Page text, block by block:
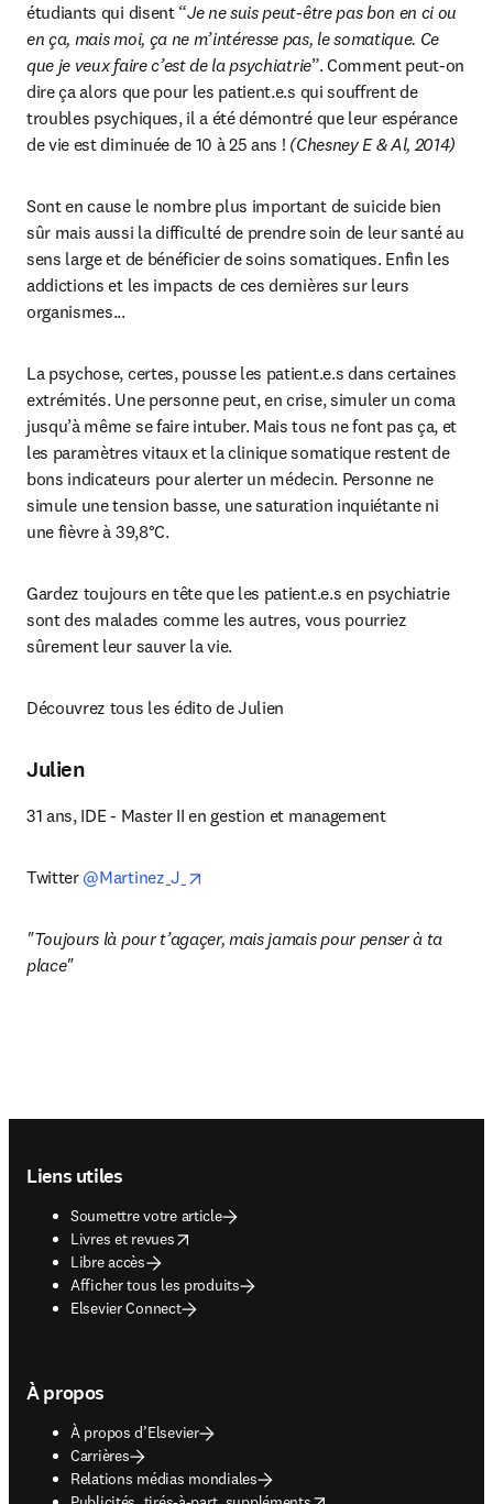
étudiants qui disent “Je ne suis peut-être pas bon en ci ou
en ça, mais moi, ça ne m’intéresse pas, le somatique. Ce
que je veux faire c’est de la psychiatrie”. Comment peut-on
dire ça alors que pour les patient.e.s qui souffrent de
troubles psychiques, il a été démontré que leur espérance
de vie est diminuée de 10 à 25 ans ! (Chesney E & Al, 2014)
Sont en cause le nombre plus important de suicide bien
sûr mais aussi la difficulté de prendre soin de leur santé au
sens large et de bénéficier de soins somatiques. Enfin les
addictions et les impacts de ces dernières sur leurs
organismes...
La psychose, certes, pousse les patient.e.s dans certaines
extrémités. Une personne peut, en crise, simuler un coma
jusqu’à même se faire intuber. Mais tous ne font pas ça, et
les paramètres vitaux et la clinique somatique restent de
bons indicateurs pour alerter un médecin. Personne ne
simule une tension basse, une saturation inquiétante ni
une fièvre à 39,8°C.
Gardez toujours en tête que les patient.e.s en psychiatrie
sont des malades comme les autres, vous pourriez
sûrement leur sauver la vie.
Découvrez tous les édito de Julien
Julien
31 ans, IDE - Master II en gestion et management
Twitter @Martinez_J_
"Toujours là pour t’agaçer, mais jamais pour penser à ta
place"
Liens utiles
Soumettre votre article
Livres et revues
opens in new tab/window
Libre accès
Afficher tous les produits
Elsevier Connect
À propos
À propos d’Elsevier
Carrières
Relations médias mondiales